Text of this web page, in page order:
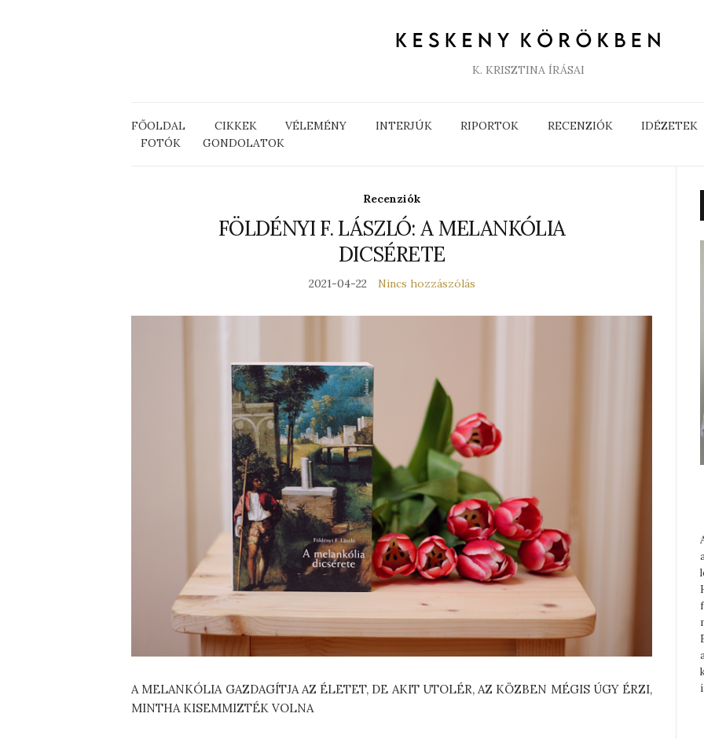
K. KRISZTINA ÍRÁSAI
FŐOLDAL CIKKEK VÉLEMÉNY INTERJÚK RIPORTOK RECENZIÓK IDÉZETEK
FOTÓK
GONDOLATOK
Recenziók
FÖLDÉNYI F. LÁSZLÓ: A MELANKÓLIA
DICSÉRETE
2021-04-22 Nincs hozzászólás
A MELANKÓLIA GAZDAGÍTJA AZ ÉLETET, DE AKIT UTOLÉR, AZ KÖZBEN MÉGIS ÚGY ÉRZI,
MINTHA KISEMMIZTÉK VOLNA